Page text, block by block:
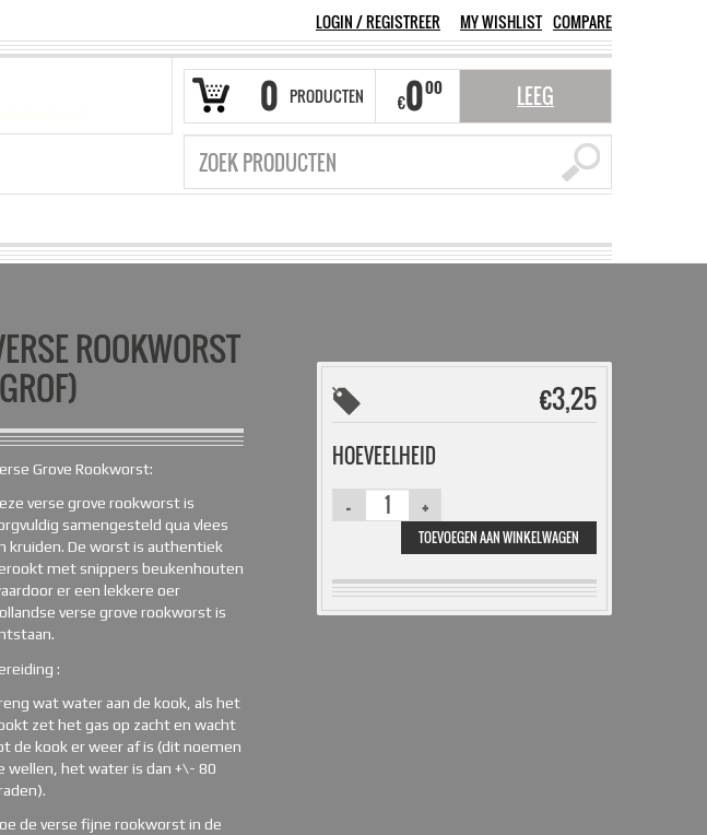
LOGIN/REGISTREER MY WISHLIST COMPARE
0 PRODUCTEN €000 LEEG
ROOKWORST
Grove Rookworst:
verse grove rookworst is
samengesteld qua vlees
kruiden. De worst is authentiek
met snippers beukenhouten
er een lekkere oer
verse grove rookworst is
:
wat water aan de kook, als het
zet het gas op zacht en wacht
de kook er weer af is (dit noemen
wellen, het water is dan +\- 80
de verse fijne rookworst in de
€3,25
HOEVEELHEID
TOEVOEGEN AAN WINKELWAGEN